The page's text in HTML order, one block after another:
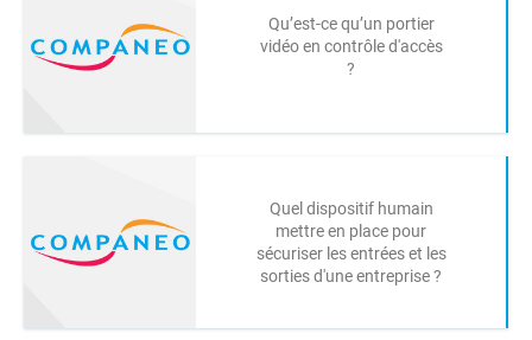
Qu’est-ce qu’un portier
vidéo en contrôle d'accès
?
Quel dispositif humain
mettre en place pour
sécuriser les entrées et les
sorties d'une entreprise ?